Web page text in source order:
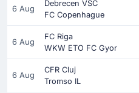
6 Aug
Debrecen VSC
FC Copenhague
6 Aug
FC Riga
WKW ETO FC Gyor
6 Aug
CFR Cluj
Tromso IL